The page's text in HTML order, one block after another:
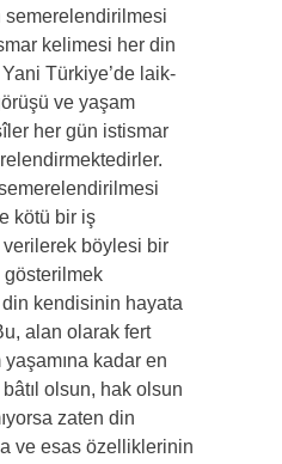
kelimesi her din
Türkiye’de laik-
ve yaşam
her gün istismar
kötü bir iş
verilerek böylesi bir
gösterilmek
kendisinin hayata
alan olarak fert
kadar en
olsun, hak olsun
zaten din
ve esas özelliklerinin